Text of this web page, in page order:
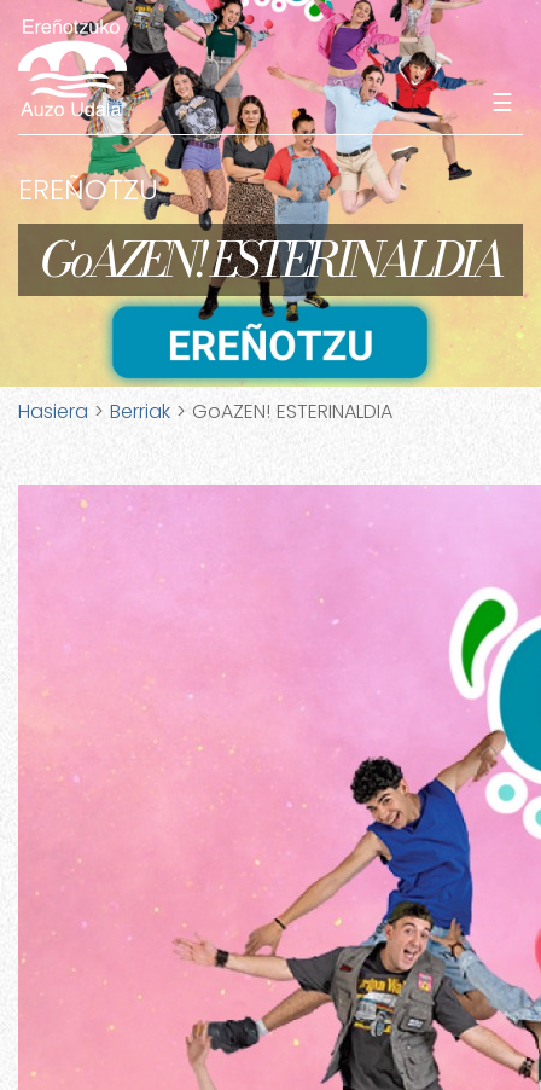
☰
EREÑOTZU
GoAZEN! ESTERINALDIA
Hasiera > Berriak > GoAZEN! ESTERINALDIA